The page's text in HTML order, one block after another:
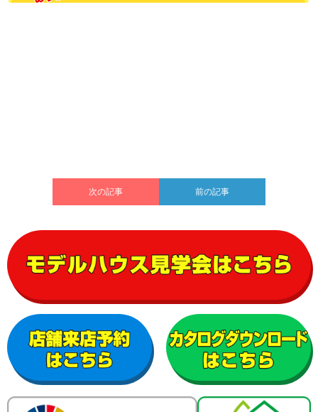
次の記事 前の記事